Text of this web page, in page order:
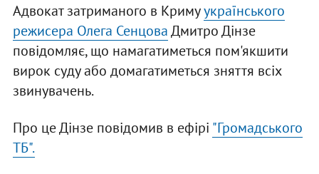
Адвокат затриманого в Кримуукраїнського
режисера Олега СенцоваДмитро Дінзе
повідомляє, що намагатиметься пом'якшити
вирок суду або домагатиметься зняття всіх
звинувачень.
Про це Дінзе повідомив в ефірі "Громадського
ТБ".